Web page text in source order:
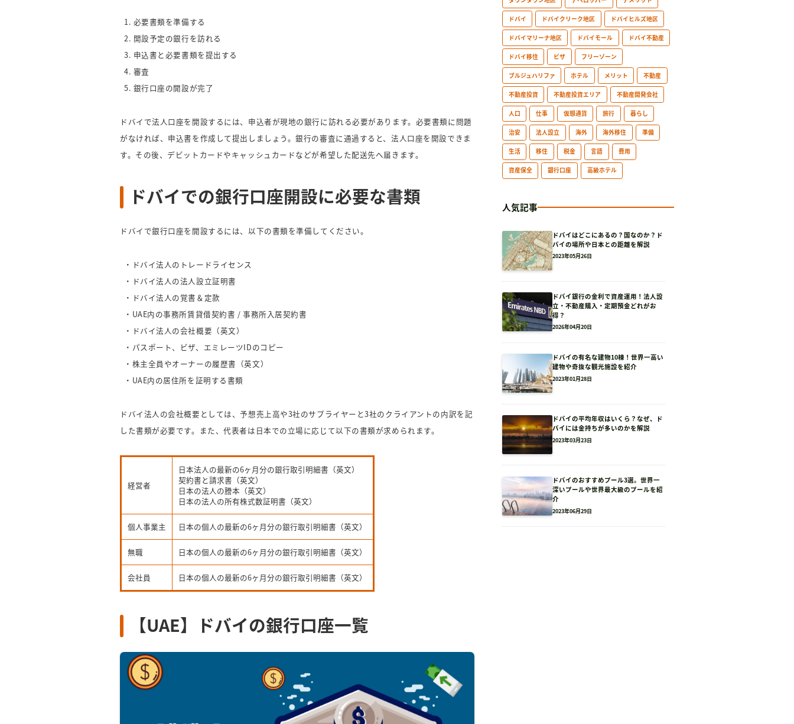
1. 必要書類を準備する
2. 開設予定の銀行を訪れる
3. 申込書と必要書類を提出する
4. 審査
5. 銀行口座の開設が完了
ドバイで法人口座を開設するには、申込者が現地の銀行に訪れる必要があります。必要書類に問題
がなければ、申込書を作成して提出しましょう。銀行の審査に通過すると、法人口座を開設できま
す。その後、デビットカードやキャッシュカードなどが希望した配送先へ届きます。
ドバイでの銀行口座開設に必要な書類
ドバイで銀行口座を開設するには、以下の書類を準備してください。
・ドバイ法人のトレードライセンス
・ドバイ法人の法人設立証明書
・ドバイ法人の覚書＆定款
・UAE内の事務所賃貸借契約書 / 事務所入居契約書
・ドバイ法人の会社概要（英文）
・パスポート、ビザ、エミレーツIDのコピー
・株主全員やオーナーの履歴書（英文）
・UAE内の居住所を証明する書類
ドバイ法人の会社概要としては、予想売上高や3社のサプライヤーと3社のクライアントの内訳を記
した書類が必要です。また、代表者は日本での立場に応じて以下の書類が求められます。
経営者
日本法人の最新の6ヶ月分の銀行取引明細書（英文）
契約書と請求書（英文）
日本の法人の謄本（英文）
日本の法人の所有株式数証明書（英文）
個人事業主 日本の個人の最新の6ヶ月分の銀行取引明細書（英文）
無職 日本の個人の最新の6ヶ月分の銀行取引明細書（英文）
会社員 日本の個人の最新の6ヶ月分の銀行取引明細書（英文）
【UAE】ドバイの銀行口座一覧
ドバイ ドバイクリーク地区 ドバイヒルズ地区
ドバイマリーナ地区 ドバイモール ドバイ不動産
ドバイ移住 ビザ フリーゾーン
ブルジュハリファ ホテル メリット 不動産
不動産投資 不動産投資エリア 不動産開発会社
人口 仕事 仮想通貨 旅行 暮らし
治安 法人設立 海外 海外移住 準備
生活 移住 税金 言語 費用
資産保全 銀行口座 高級ホテル
人気記事
ドバイはどこにあるの？国なのか？ド
バイの場所や日本との距離を解説
2023年05月26日
ドバイ銀行の金利で資産運用！法人設
立・不動産購入・定期預金どれがお
得？
2026年04月20日
ドバイの有名な建物10棟！世界一高い
建物や奇抜な観光施設を紹介
2023年01月28日
ドバイの平均年収はいくら？なぜ、ド
バイには金持ちが多いのかを解説
2023年03月23日
ドバイのおすすめプール3選。世界一
深いプールや世界最大級のプールを紹
介
2023年06月29日